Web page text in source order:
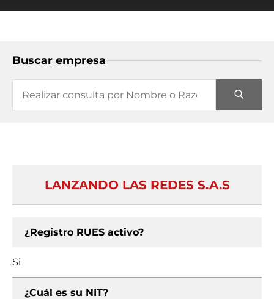
Buscar empresa
LANZANDO LAS REDES S.A.S
¿Registro RUES activo?
Si
¿Cuál es su NIT?